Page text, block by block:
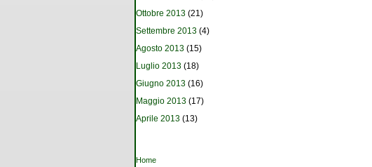
Ottobre 2013 (21)
Settembre 2013 (4)
Agosto 2013 (15)
Luglio 2013 (18)
Giugno 2013 (16)
Maggio 2013 (17)
Aprile 2013 (13)
Tu sei qui
Home